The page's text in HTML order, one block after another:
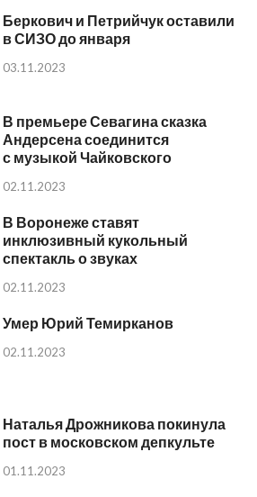
Беркович и Петрийчук оставили
в СИЗО до января
03.11.2023
В премьере Севагина сказка
Андерсена соединится
с музыкой Чайковского
02.11.2023
В Воронеже ставят
инклюзивный кукольный
спектакль о звуках
02.11.2023
Умер Юрий Темирканов
02.11.2023
Наталья Дрожникова покинула
пост в московском депкульте
01.11.2023